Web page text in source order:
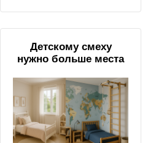
Детскому смеху
нужно больше места